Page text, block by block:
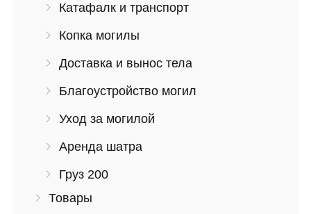
Катафалк и транспорт
Копка могилы
Доставка и вынос тела
Благоустройство могил
Уход за могилой
Аренда шатра
Груз 200
Товары